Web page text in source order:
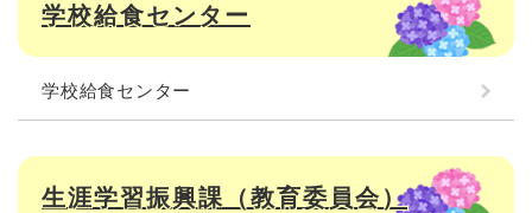
学校給食センター
学校給食センター
生涯学習振興課（教育委員会）